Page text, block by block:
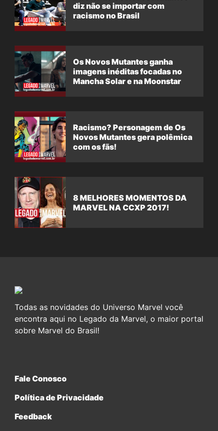
diz não se importar com
racismo no Brasil
Os Novos Mutantes ganha
imagens inéditas focadas no
Mancha Solar e na Moonstar
Racismo? Personagem de Os
Novos Mutantes gera polêmica
com os fãs!
8 MELHORES MOMENTOS DA
MARVEL NA CCXP 2017!
Todas as novidades do Universo Marvel você
encontra aqui no Legado da Marvel, o maior portal
sobre Marvel do Brasil!
Fale Conosco
Política de Privacidade
Feedback